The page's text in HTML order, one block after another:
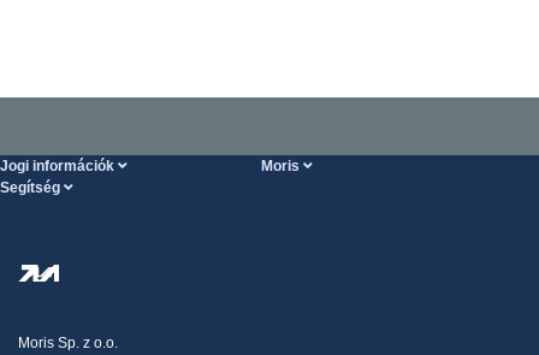
Jogi információk Moris
Segítség
Kiszállítás
Panaszok
Moris Sp. z o.o.